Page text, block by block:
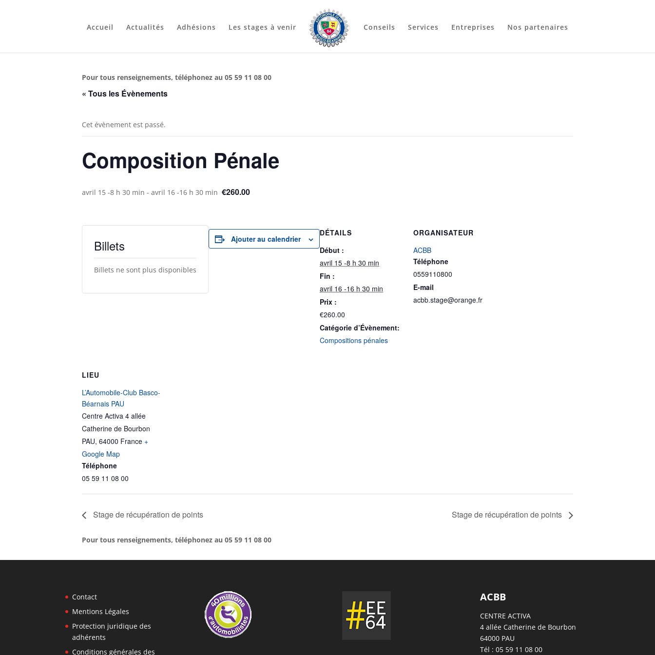
Accueil Actualités Adhésions Les stages à venir Conseils Services Entreprises Nos partenaires
Pour tous renseignements, téléphonez au 05 59 11 08 00
« Tous les Évènements
Cet évènement est passé.
Composition Pénale
avril 15 -8 h 30 min - avril 16 -16 h 30 min €260.00
Billets
Billets ne sont plus disponibles
Ajouter au calendrier
DÉTAILS
Début :
avril 15 -8 h 30 min
Fin :
avril 16 -16 h 30 min
Prix :
€260.00
Catégorie d’Évènement:
Compositions pénales
ORGANISATEUR
ACBB
Téléphone
0559110800
E-mail
acbb.stage@orange.fr
LIEU
L’Automobile-Club Basco-
Béarnais PAU
Centre Activa 4 allée
Catherine de Bourbon
PAU, 64000 France +
Google Map
Téléphone
05 59 11 08 00
Stage de récupération de points Stage de récupération de points
Pour tous renseignements, téléphonez au 05 59 11 08 00
Contact
Mentions Légales
Protection juridique des
adhérents
Conditions générales des
ACBB
CENTRE ACTIVA
4 allée Catherine de Bourbon
64000 PAU
Tél : 05 59 11 08 00